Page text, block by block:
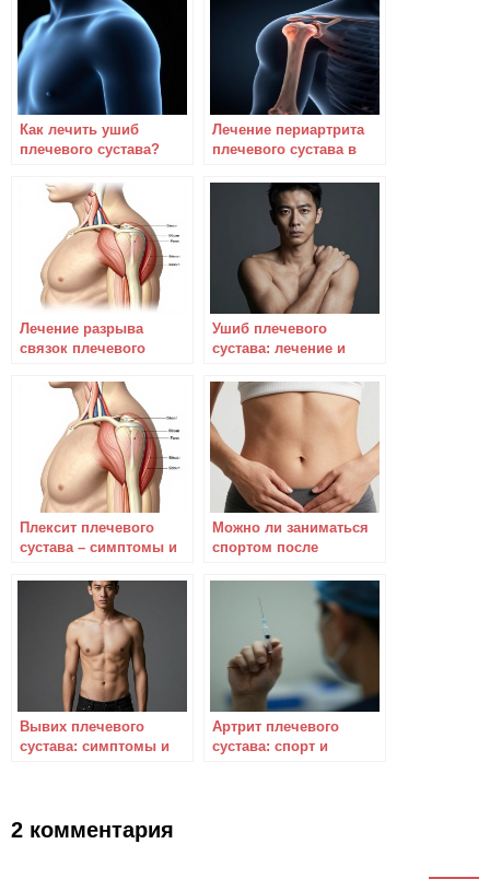
Как лечить ушиб
плечевого сустава?
Лечение периартрита
плечевого сустава в
Лечение разрыва
связок плечевого
необязателен
Ушиб плечевого
сустава: лечение и
Плексит плечевого
сустава – симптомы и
средствами
Можно ли заниматься
спортом после
тазобедренного сустава
Вывих плечевого
сустава: симптомы и
Артрит плечевого
сустава: спорт и
2 комментария